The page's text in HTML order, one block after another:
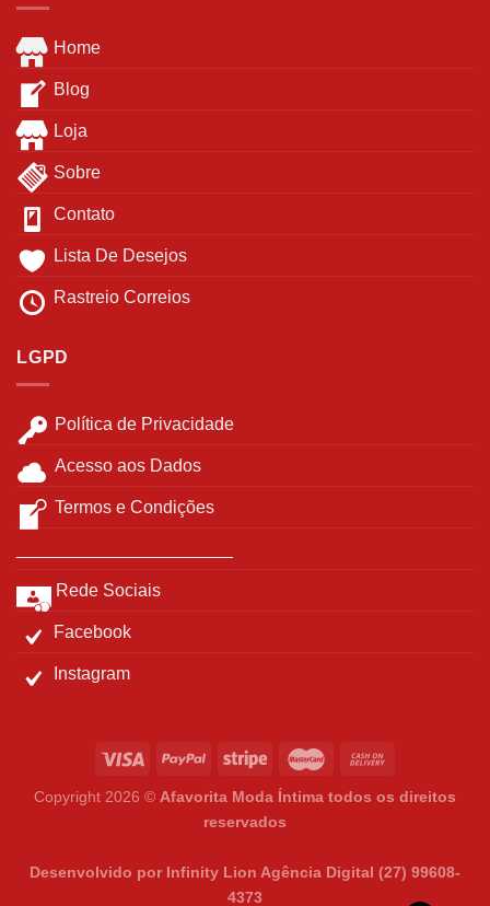
Home
Blog
Loja
Sobre
Contato
Lista De Desejos
Rastreio Correios
LGPD
Política de Privacidade
Acesso aos Dados
Termos e Condições
Rede Sociais
Facebook
Instagram
Copyright 2026 © Afavorita Moda Íntima todos os direitos
reservados
Desenvolvido por Infinity Lion Agência Digital (27) 99608-
4373